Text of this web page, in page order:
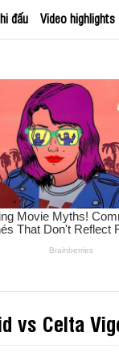
đấu Video highlights
vs Celta